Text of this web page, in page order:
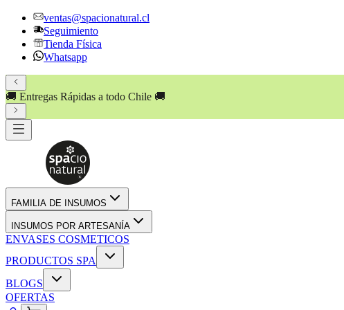
ventas@spacionatural.cl
Seguimiento
Tienda Física
Whatsapp
🚚 Entregas Rápidas a todo Chile 🚚
FAMILIA DE INSUMOS
INSUMOS POR ARTESANÍA
ENVASES COSMETICOS
PRODUCTOS SPA
BLOGS
OFERTAS